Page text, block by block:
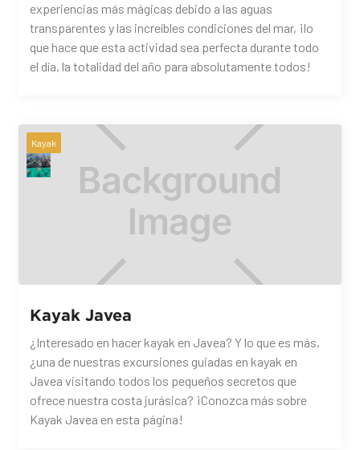
experiencias más mágicas debido a las aguas
transparentes y las increíbles condiciones del mar, ¡lo
que hace que esta actividad sea perfecta durante todo
el día, la totalidad del año para absolutamente todos!
Kayak
Kayak Javea
¿Interesado en hacer kayak en Javea? Y lo que es más,
¿una de nuestras excursiones guiadas en kayak en
Javea visitando todos los pequeños secretos que
ofrece nuestra costa jurásica? ¡Conozca más sobre
Kayak Javea en esta página!